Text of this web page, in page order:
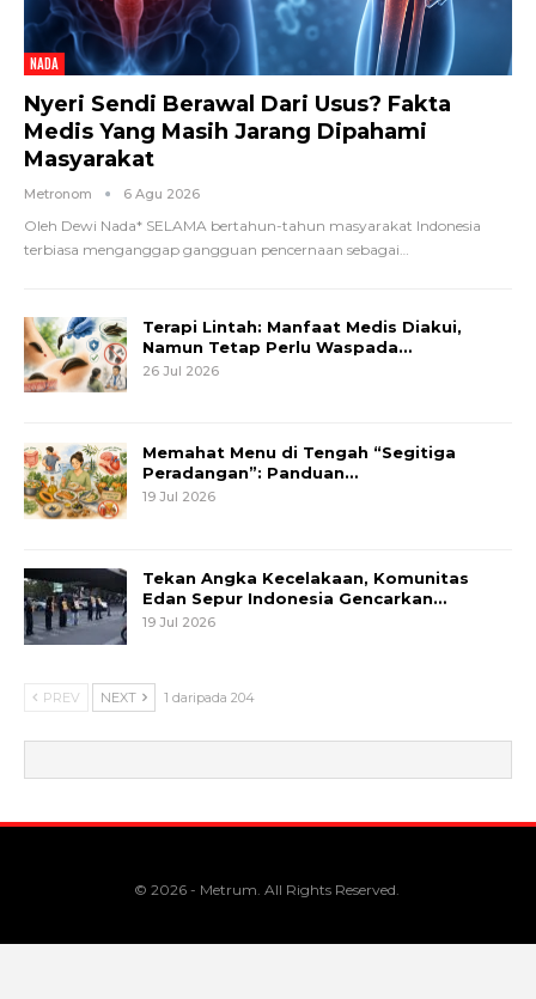
NADA
Nyeri Sendi Berawal Dari Usus? Fakta
Medis Yang Masih Jarang Dipahami
Masyarakat
Metronom 6 Agu 2026
Oleh Dewi Nada* SELAMA bertahun-tahun masyarakat Indonesia
terbiasa menganggap gangguan pencernaan sebagai
Terapi Lintah: Manfaat Medis Diakui,
Namun Tetap Perlu Waspada…
26 Jul 2026
Memahat Menu di Tengah “Segitiga
Peradangan”: Panduan…
19 Jul 2026
Tekan Angka Kecelakaan, Komunitas
Edan Sepur Indonesia Gencarkan…
19 Jul 2026
PREV NEXT 1 daripada 204
© 2026 - Metrum. All Rights Reserved.